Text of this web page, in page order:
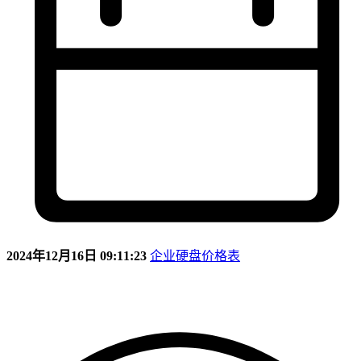
2024年12月16日 09:11:23 企业硬盘价格表